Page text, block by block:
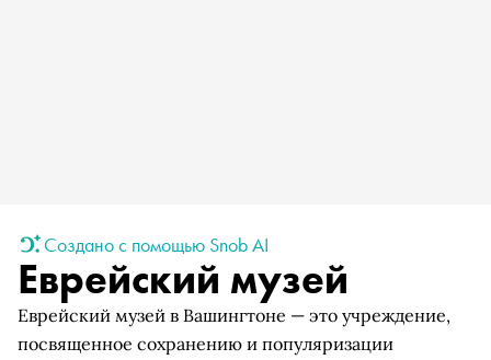
Создано с помощью Snob AI
Еврейский музей
Еврейский музей в Вашингтоне — это учреждение,
посвященное сохранению и популяризации